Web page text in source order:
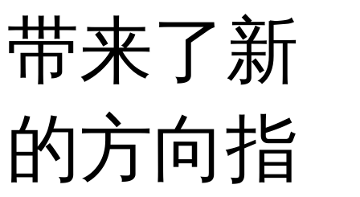
带来了新
的方向指